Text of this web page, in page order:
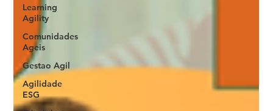
Learning
Agility
Comunidades
Ageis
Gestao Agil
Agilidade
ESG